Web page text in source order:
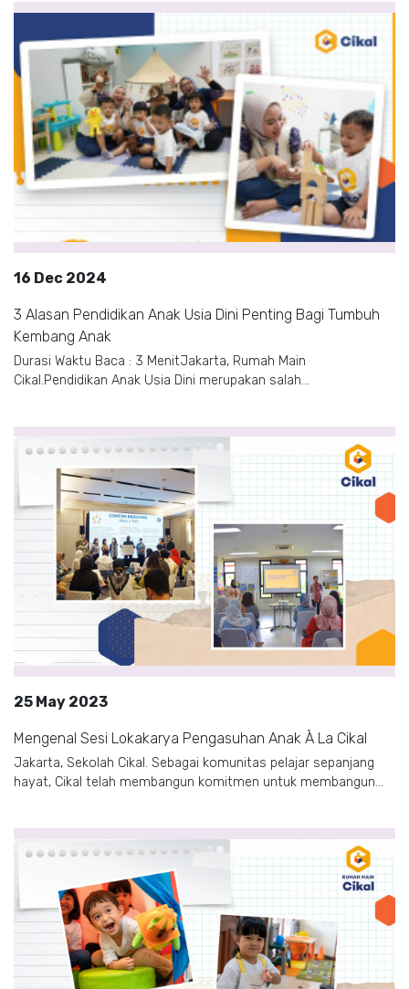
16 Dec 2024
3 Alasan Pendidikan Anak Usia Dini Penting Bagi Tumbuh
Kembang Anak
Durasi Waktu Baca : 3 MenitJakarta, Rumah Main
Cikal.Pendidikan Anak Usia Dini merupakan salah...
25 May 2023
Mengenal Sesi Lokakarya Pengasuhan Anak À La Cikal
Jakarta, Sekolah Cikal. Sebagai komunitas pelajar sepanjang
hayat, Cikal telah membangun komitmen untuk membangun...